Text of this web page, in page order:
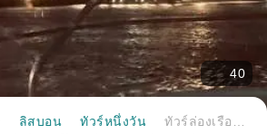
40
ลิสบอน ทัวร์หนึ่งวัน